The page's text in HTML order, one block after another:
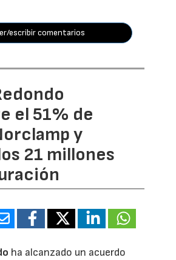
escribir comentarios
el 51% de
y
21 millones
ha alcanzado un acuerdo